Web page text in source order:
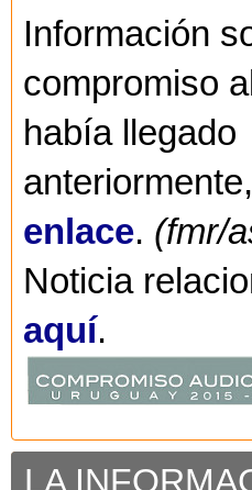
Información
compromiso
había llegado
enlace. (fmr/
Noticia
aquí.
LA